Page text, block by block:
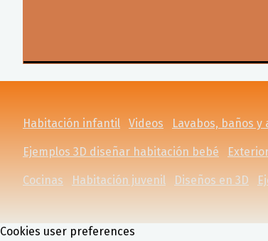
Habitación infantil Videos Lavabos, baños y
Ejemplos 3D diseñar habitación bebé
Cocinas Habitación juvenil Diseños en 3D
Cookies user preferences